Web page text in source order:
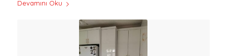
Devamını Oku